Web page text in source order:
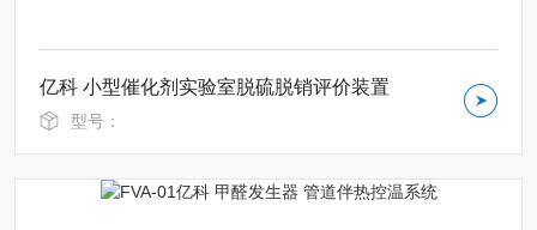
亿科 小型催化剂实验室脱硫脱销评价装置
型号：